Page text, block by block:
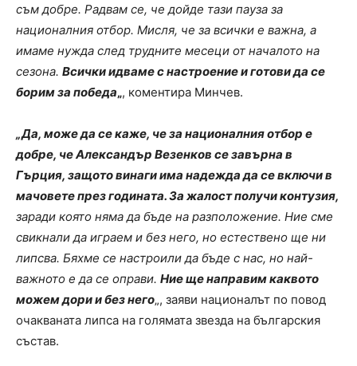
съм добре. Радвам се, че дойде тази пауза за
националния отбор. Мисля, че за всички е важна, а
имаме нужда след трудните месеци от началото на
сезона. Всички идваме с настроение и готови да се
борим за победа„, коментира Минчев.
„Да, може да се каже, че за националния отбор е
добре, че Александър Везенков се завърна в
Гърция, защото винаги има надежда да се включи в
мачовете през годината. За жалост получи контузия,
заради която няма да бъде на разположение. Ние сме
свикнали да играем и без него, но естествено ще ни
липсва. Бяхме се настроили да бъде с нас, но най-
важното е да се оправи. Ние ще направим каквото
можем дори и без него„, заяви националът по повод
очакваната липса на голямата звезда на българския
състав.